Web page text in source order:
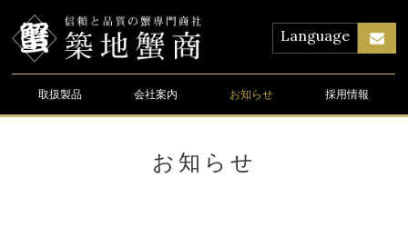
Language
取扱製品 会社案内 お知らせ 採用情報
お知らせ